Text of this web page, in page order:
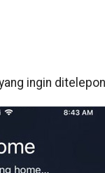
ingin